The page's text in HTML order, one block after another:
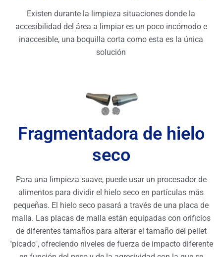
Existen durante la limpieza situaciones donde la
accesibilidad del área a limpiar es un poco incómodo e
inaccesible, una boquilla corta como esta es la única
solución
Fragmentadora de hielo
seco
Para una limpieza suave, puede usar un procesador de
alimentos para dividir el hielo seco en partículas más
pequeñas. El hielo seco pasará a través de una placa de
malla. Las placas de malla están equipadas con orificios
de diferentes tamaños para alterar el tamaño del pellet
"picado", ofreciendo niveles de fuerza de impacto diferente